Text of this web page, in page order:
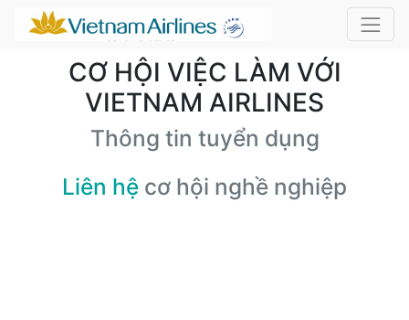
CƠ HỘI VIỆC LÀM VỚI
VIETNAM AIRLINES
Thông tin tuyển dụng
Liên hệ cơ hội nghề nghiệp